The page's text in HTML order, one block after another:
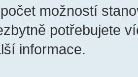
možností
potřebujete
informace.